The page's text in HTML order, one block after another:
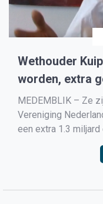
Wethouder
worden, extra
tekorten op de
MEDEMBLIK – Ze
Vereniging
een extra 1.3
Nederland om de
deze 1.3 miljard